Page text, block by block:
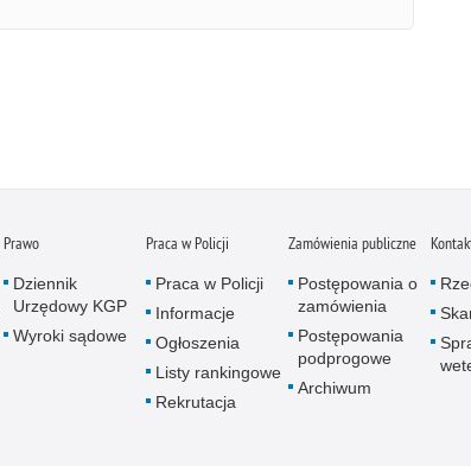
Prawo
Dziennik
Urzędowy KGP
Wyroki sądowe
Praca w Policji
Praca w Policji
Informacje
Ogłoszenia
Listy rankingowe
Rekrutacja
Zamówienia publiczne
Postępowania o
zamówienia
Postępowania
podprogowe
Archiwum